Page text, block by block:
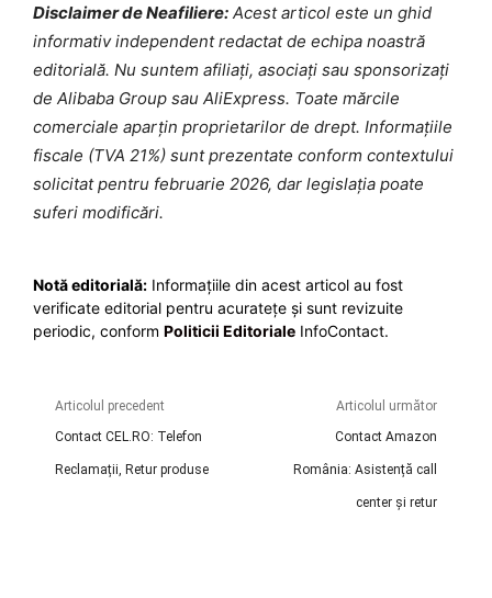
Disclaimer de Neafiliere: Acest articol este un ghid
informativ independent redactat de echipa noastră
editorială. Nu suntem afiliați, asociați sau sponsorizați
de Alibaba Group sau AliExpress. Toate mărcile
comerciale aparțin proprietarilor de drept. Informațiile
fiscale (TVA 21%) sunt prezentate conform contextului
solicitat pentru februarie 2026, dar legislația poate
suferi modificări.
Notă editorială: Informațiile din acest articol au fost
verificate editorial pentru acuratețe și sunt revizuite
periodic, conform Politicii Editoriale InfoContact.
Articolul precedent
Contact CEL.RO: Telefon
Reclamații, Retur produse
Articolul următor
Contact Amazon
România: Asistență call
center și retur